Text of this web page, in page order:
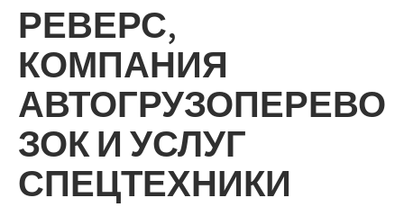
РЕВЕРС,
КОМПАНИЯ
АВТОГРУЗОПЕРЕВО
ЗОК И УСЛУГ
СПЕЦТЕХНИКИ